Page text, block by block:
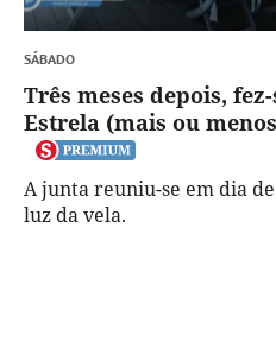
SÁBADO
Três meses depois,
Estrela (mais ou
A junta reuniu-se em dia de
luz da vela.